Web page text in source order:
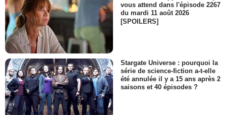
vous attend dans l'épisode 2267
du mardi 11 août 2026
[SPOILERS]
Stargate Universe : pourquoi la
série de science-fiction a-t-elle
été annulée il y a 15 ans après 2
saisons et 40 épisodes ?